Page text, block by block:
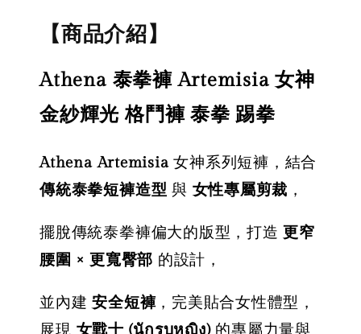
【商品介紹】
Athena 泰拳褲 Artemisia 女神
金紗輝光 格鬥褲 泰拳 踢拳
Athena Artemisia女神系列短褲，結合
傳統泰拳短褲造型 與 女性專屬剪裁 ，
擺脫傳統泰拳褲偏大的版型，打造更窄
腰圍 × 更寬臀部 的設計，
並內建安全短褲，完美貼合女性體型，
展現 女戰士 (นักรบหญิง)的專屬力量與